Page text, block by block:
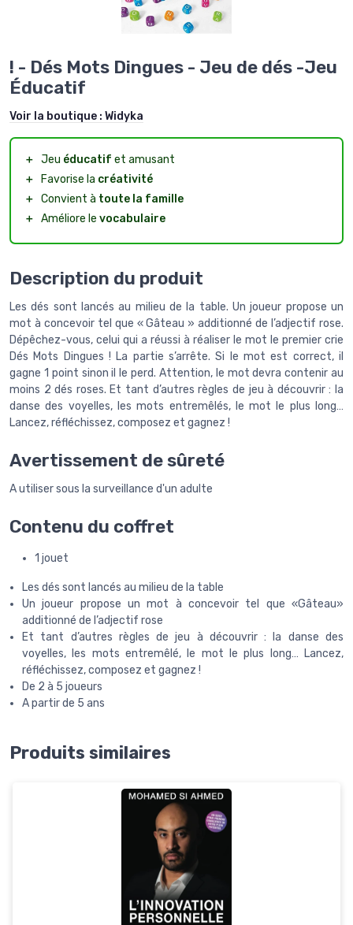
! - Dés Mots Dingues - Jeu de dés -Jeu
Éducatif
Voir la boutique : Widyka
＋ Jeu éducatif et amusant
＋
Favorise la créativité
＋ Convient à toute la famille
＋ Améliore le vocabulaire
Description du produit
Les dés sont lancés au milieu de la table. Un joueur propose un
mot à concevoir tel que « Gâteau » additionné de l’adjectif rose.
Dépêchez-vous, celui qui a réussi à réaliser le mot le premier crie
Dés Mots Dingues ! La partie s’arrête. Si le mot est correct, il
gagne 1 point sinon il le perd. Attention, le mot devra contenir au
moins 2 dés roses. Et tant d’autres règles de jeu à découvrir : la
danse des voyelles, les mots entremêlés, le mot le plus long…
Lancez, réfléchissez, composez et gagnez !
Avertissement de sûreté
A utiliser sous la surveillance d'un adulte
Contenu du coffret
1 jouet
Les dés sont lancés au milieu de la table
Un joueur propose un mot à concevoir tel que «Gâteau»
additionné de l’adjectif rose
Et tant d’autres règles de jeu à découvrir : la danse des
voyelles, les mots entremêlé, le mot le plus long… Lancez,
réfléchissez, composez et gagnez !
De 2 à 5 joueurs
A partir de 5 ans
Produits similaires